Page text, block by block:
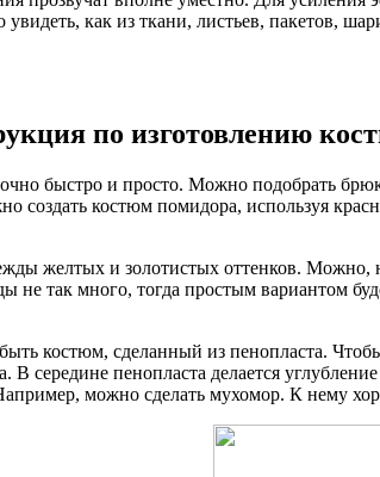
как из ткани, листьев, пакетов,
по изготовлению
быстро и просто. Можно подобрать
создать костюм помидора, используя
желтых и золотистых оттенков.
не так много, тогда простым вариантом
костюм, сделанный из пенопласта.
середине пенопласта делается
можно сделать мухомор. К нему